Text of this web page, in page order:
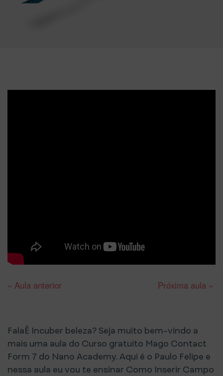
« Aula anterior Próxima aula »
FalaÊ Incuber beleza? Seja muito bem-vindo a
mais uma aula do Curso gratuito Mago Contact
Form 7 do Nano Academy. Aqui é o Paulo Felipe e
nessa aula eu vou te ensinar Como Inserir Campo